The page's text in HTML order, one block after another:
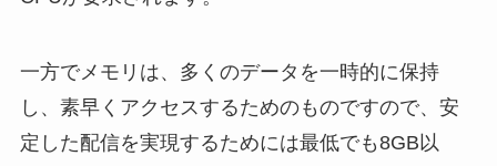
一方でメモリは、多くのデータを一時的に保持
し、素早くアクセスするためのものですので、安
定した配信を実現するためには最低でも8GB以